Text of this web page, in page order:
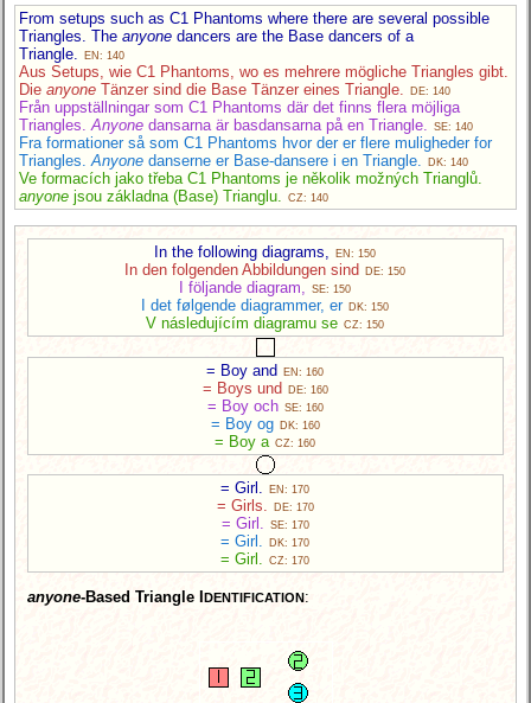
From setups such as C1 Phantoms where there are several possible
Triangles. The anyone dancers are the Base dancers of a
Triangle.
EN: 140
Aus Setups, wie C1 Phantoms, wo es mehrere mögliche Triangles gibt.
Die anyone Tänzer sind die Base Tänzer eines Triangle. DE: 140
Från uppställningar som C1 Phantoms där det finns flera möjliga
Triangles. Anyone dansarna är basdansarna på en Triangle. SE: 140
Fra formationer så som C1 Phantoms hvor der er flere muligheder for
Triangles. Anyone danserne er Base-dansere i en Triangle. DK: 140
Ve formacích jako třeba C1 Phantoms je několik možných Trianglů.
anyone jsou základna (Base) Trianglu. CZ: 140
In the following diagrams, EN: 150
In den folgenden Abbildungen sind DE: 150
I följande diagram, SE: 150
I det følgende diagrammer, er DK: 150
V následujícím diagramu se CZ: 150
= Boy and EN: 160
= Boys und DE: 160
= Boy och SE: 160
= Boy og DK: 160
= Boy a CZ: 160
= Girl. EN: 170
= Girls. DE: 170
= Girl. SE: 170
= Girl. DK: 170
= Girl. CZ: 170
anyone-Based Triangle I DENTIFICATION :